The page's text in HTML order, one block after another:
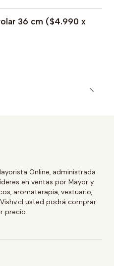
36 cm ($4.990 x
Online, administrada
en ventas por Mayor y
aromaterapia, vestuario,
usted podrá comprar
precio.